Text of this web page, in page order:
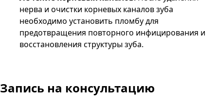
нерва и очистки корневых каналов зуба
необходимо установить пломбу для
предотвращения повторного инфицирования и
восстановления структуры зуба​.
Запись на консультацию